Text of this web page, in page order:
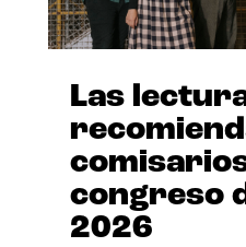
Las
congreso
2026